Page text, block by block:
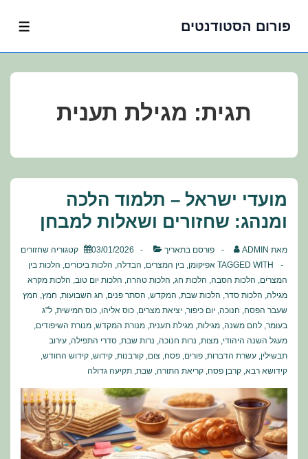
פורום הסטודנטים
תגית: מגילת תענית
מועדי ישראל – תלמוד הלכה
ומנהג: שחזורים ושאלות למבחן
מאת ADMIN פורסם בתאריך 03/01/2026 קטגוריה שחזורים
TAGGED WITH אפיקומן, בין המצרים, הבדלה, הלכות ביכורים, הלכות בין
המצרים, הלכות הסבה, הלכות חג, הלכות טהרה, הלכות יום טוב, הלכות מקרא
מגילה, הלכות סדר, הלכות שבת, המקדש, הסתר פנים, חג השבועות, חמץ, חמץ
שעבר הפסח, חנוכה, יום כיפור, יציאת מצרים, כוס אליהו, כוס חמישית, ל"ג
בעומר, לחם משנה, מגילות, מגילת תענית, מנורת המקדש, מנורת השיפודים,
מעגל השנה היהודי, מצות, נרות חנוכה, נרות שבת, סדרי התפילה, עירוב
תבשילין, עשרת הדברות, פורים, פסח, צום, קורבנות, קידוש, קידוש החודש,
קידושא רבא, קרבן פסח, קריאת התורה, שבת, תקיעה גדולה